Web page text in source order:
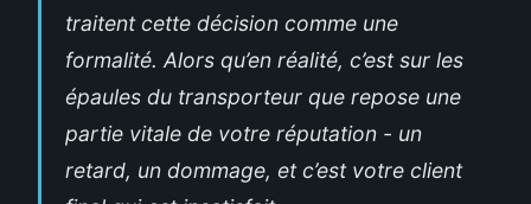
traitent cette décision comme une
formalité. Alors qu’en réalité, c’est sur les
épaules du transporteur que repose une
partie vitale de votre réputation - un
retard, un dommage, et c’est votre client